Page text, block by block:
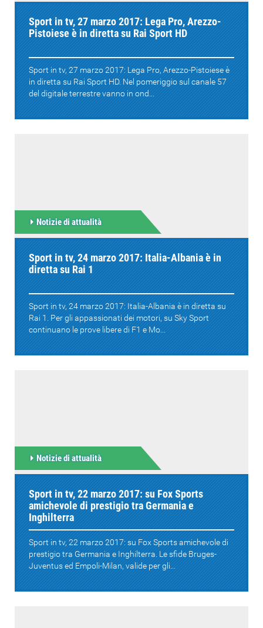
Sport in tv, 27 marzo 2017: Lega Pro, Arezzo-
Pistoiese è in diretta su Rai Sport HD
Sport in tv, 27 marzo 2017: Lega Pro, Arezzo-Pistoiese è
in diretta su Rai Sport HD. Nel pomeriggio sul canale 57
del digitale terrestre vanno in ond...
Notizie di attualità
Sport in tv, 24 marzo 2017: Italia-Albania è in
diretta su Rai 1
Sport in tv, 24 marzo 2017: Italia-Albania è in diretta su
Rai 1. Per gli appassionati dei motori, su Sky Sport
continuano le prove libere di F1 e Mo...
Notizie di attualità
Sport in tv, 22 marzo 2017: su Fox Sports
amichevole di prestigio tra Germania e
Inghilterra
Sport in tv, 22 marzo 2017: su Fox Sports amichevole di
prestigio tra Germania e Inghilterra. Le sfide Bruges-
Juventus ed Empoli-Milan, valide per gli...